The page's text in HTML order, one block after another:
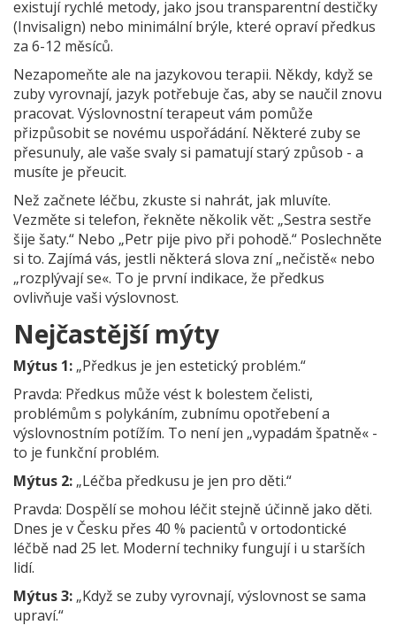
existují rychlé metody, jako jsou transparentní destičky
(Invisalign) nebo minimální brýle, které opraví předkus
za 6-12 měsíců.
Nezapomeňte ale na jazykovou terapii. Někdy, když se
zuby vyrovnají, jazyk potřebuje čas, aby se naučil znovu
pracovat. Výslovnostní terapeut vám pomůže
přizpůsobit se novému uspořádání. Některé zuby se
přesunuly, ale vaše svaly si pamatují starý způsob - a
musíte je přeucit.
Než začnete léčbu, zkuste si nahrát, jak mluvíte.
Vezměte si telefon, řekněte několik vět: „Sestra sestře
šije šaty.“ Nebo „Petr pije pivo při pohodě.“ Poslechněte
si to. Zajímá vás, jestli některá slova zní „nečistě« nebo
„rozplývají se«. To je první indikace, že předkus
ovlivňuje vaši výslovnost.
Nejčastější mýty
Mýtus 1: „Předkus je jen estetický problém.“
Pravda: Předkus může vést k bolestem čelisti,
problémům s polykáním, zubnímu opotřebení a
výslovnostním potížím. To není jen „vypadám špatně« -
to je funkční problém.
Mýtus 2: „Léčba předkusu je jen pro děti.“
Pravda: Dospělí se mohou léčit stejně účinně jako děti.
Dnes je v Česku přes 40 % pacientů v ortodontické
léčbě nad 25 let. Moderní techniky fungují i u starších
lidí.
Mýtus 3: „Když se zuby vyrovnají, výslovnost se sama
upraví.“